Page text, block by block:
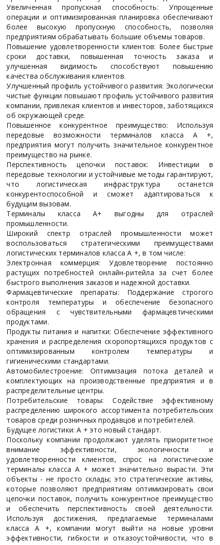
Увеличенная пропускная способность: Упрощенные
операции и оптимизированная планировка обеспечивают
более высокую пропускную способность, позволяя
предприятиям обрабатывать большие объемы товаров.
Повышение удовлетворенности клиентов: Более быстрые
сроки доставки, повышенная точность заказа и
улучшенная видимость способствуют повышению
качества обслуживания клиентов.
Улучшенный профиль устойчивого развития: Экологически
чистые функции повышают профиль устойчивого развития
компании, привлекая клиентов и инвесторов, заботящихся
об окружающей среде.
Повышенное конкурентное преимущество: Используя
передовые возможности терминалов класса А +,
предприятия могут получить значительное конкурентное
преимущество на рынке.
Перспективность цепочки поставок: Инвестиции в
передовые технологии и устойчивые методы гарантируют,
что логистическая инфраструктура останется
конкурентоспособной и сможет адаптироваться к
будущим вызовам.
Терминалы класса А+ выгодны для отраслей
промышленности.
Широкий спектр отраслей промышленности может
воспользоваться стратегическими преимуществами
логистических терминалов класса А +, в том числе:
Электронная коммерция: Удовлетворение постоянно
растущих потребностей онлайн-ритейла за счет более
быстрого выполнения заказов и надежной доставки.
Фармацевтические препараты: Поддержание строгого
контроля температуры и обеспечение безопасного
обращения с чувствительными фармацевтическими
продуктами.
Продукты питания и напитки: Обеспечение эффективного
хранения и распределения скоропортящихся продуктов с
оптимизированным контролем температуры и
гигиеническими стандартами.
Автомобилестроение: Оптимизация потока деталей и
комплектующих на производственные предприятия и в
распределительные центры.
Потребительские товары: Содействие эффективному
распределению широкого ассортимента потребительских
товаров среди розничных продавцов и потребителей.
Будущее логистики: A + это новый стандарт.
Поскольку компании продолжают уделять приоритетное
внимание эффективности, экологичности и
удовлетворенности клиентов, спрос на логистические
терминалы класса А + может значительно вырасти. Эти
объекты - не просто склады; это стратегические активы,
которые позволяют предприятиям оптимизировать свои
цепочки поставок, получить конкурентное преимущество
и обеспечить перспективность своей деятельности.
Используя достижения, предлагаемые терминалами
класса А +, компании могут выйти на новые уровни
эффективности, гибкости и отказоустойчивости, что в